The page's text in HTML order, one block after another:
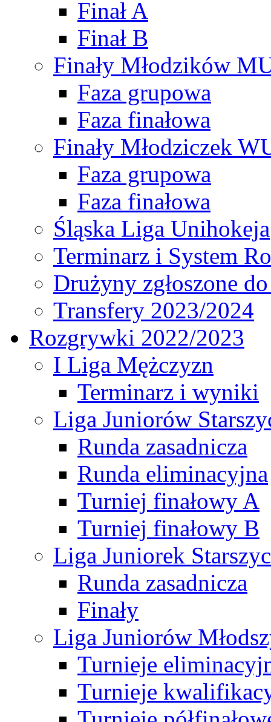
Finał A
Finał B
Finały Młodzików
Faza grupowa
Faza finałowa
Finały Młodziczek
Faza grupowa
Faza finałowa
Śląska Liga Unihokeja
Terminarz i System
Drużyny zgłoszone
Transfery 2023/2024
Rozgrywki 2022/2023
I Liga Mężczyzn
Terminarz i wyniki
Liga Juniorów
Runda zasadnicza
Runda eliminacyjna
Turniej finałowy A
Turniej finałowy B
Liga Juniorek
Runda zasadnicza
Finały
Liga Juniorów
Turnieje
Turnieje